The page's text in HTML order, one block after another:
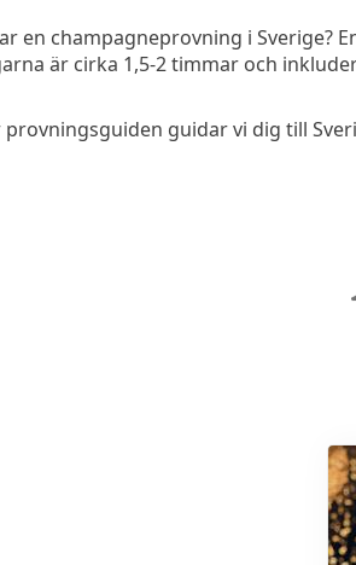
en champagneprovning i Sverige?
är cirka 1,5-2 timmar och
provningsguiden guidar vi dig till